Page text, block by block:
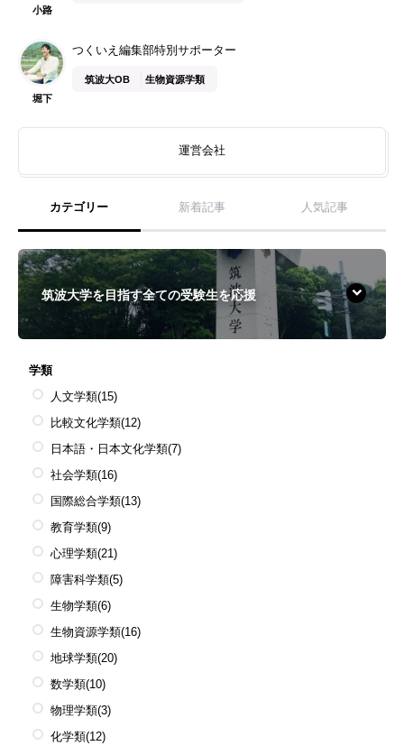
小路
堀下
つくいえ編集部特別サポーター
筑波大OB 生物資源学類
運営会社
カテゴリー 新着記事 人気記事
筑波大学を目指す全ての受験生を応援
学類
人文学類(15)
比較文化学類(12)
日本語・日本文化学類(7)
社会学類(16)
国際総合学類(13)
教育学類(9)
心理学類(21)
障害科学類(5)
生物学類(6)
生物資源学類(16)
地球学類(20)
数学類(10)
物理学類(3)
化学類(12)